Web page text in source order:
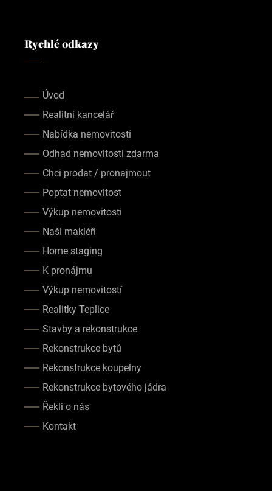
Rychlé odkazy
Úvod
Realitní kancelář
Nabídka nemovitostí
Odhad nemovitosti zdarma
Chci prodat / pronajmout
Poptat nemovitost
Výkup nemovitosti
Naši makléři
Home staging
K pronájmu
Výkup nemovitostí
Realitky Teplice
Stavby a rekonstrukce
Rekonstrukce bytů
Rekonstrukce koupelny
Rekonstrukce bytového jádra
Řekli o nás
Kontakt